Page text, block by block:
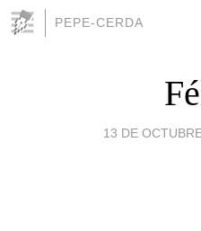
PEPE-CERDA
13 DE